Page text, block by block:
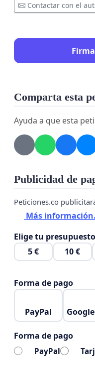
Contactar con el
Comparta esta
Ayuda a que esta
Publicidad de
Peticiones.co
Más
Elige tu presupuesto
5 €
10 €
Forma de pago
PayPal
Forma de pago
PayPal